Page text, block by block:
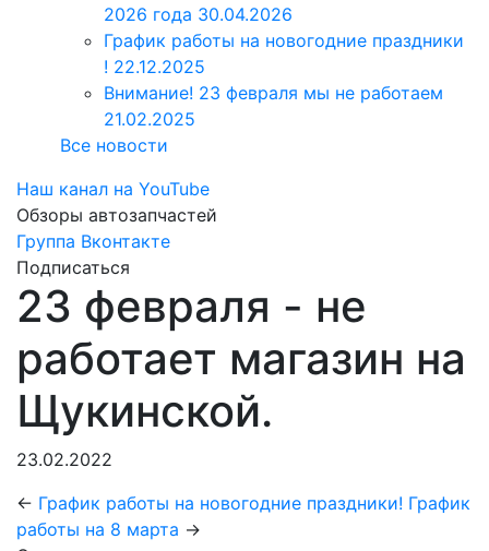
2026 года 30.04.2026
График работы на новогодние праздники
! 22.12.2025
Внимание! 23 февраля мы не работаем
21.02.2025
Все новости
Наш канал на YouTube
Обзоры автозапчастей
Группа Вконтакте
Подписаться
23 февраля - не
работает магазин на
Щукинской.
23.02.2022
← График работы на новогодние праздники! График
работы на 8 марта →